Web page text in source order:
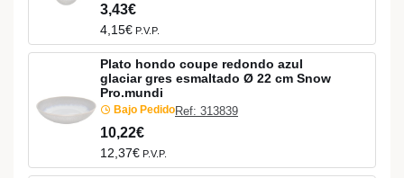
3,43€
4,15€ P.V.P.
Plato hondo coupe redondo azul
glaciar gres esmaltado Ø 22 cm Snow
Pro.mundi
Bajo PedidoRef: 313839
10,22€
12,37€ P.V.P.